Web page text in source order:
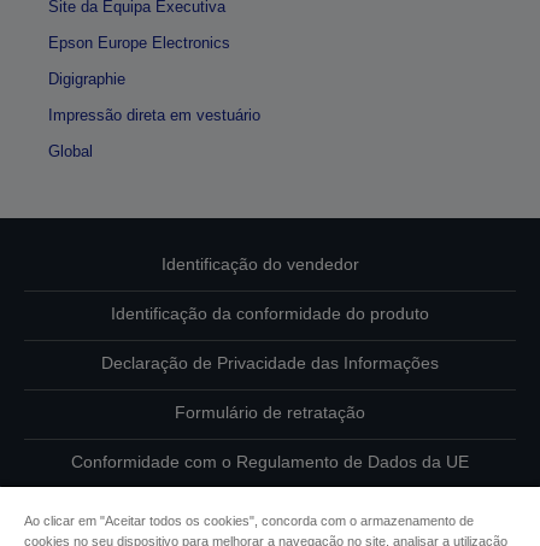
Site da Equipa Executiva
Epson Europe Electronics
Digigraphie
Impressão direta em vestuário
Global
Identificação do vendedor
Identificação da conformidade do produto
Declaração de Privacidade das Informações
Formulário de retratação
Conformidade com o Regulamento de Dados da UE
Ao clicar em "Aceitar todos os cookies", concorda com o armazenamento de
cookies no seu dispositivo para melhorar a navegação no site, analisar a utilização